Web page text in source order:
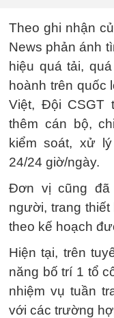
Theo ghi nhận
News phản ánh
hiệu quá tải,
hoành trên quốc
Việt, Đội CSGT
thêm cán bộ,
kiểm soát, xử
24/24 giờ/ngày.
Đơn vị cũng đã
người, trang
theo kế hoạch
Hiện tại, trên
năng bố trí 1 tổ
nhiệm vụ tuần
với các trường